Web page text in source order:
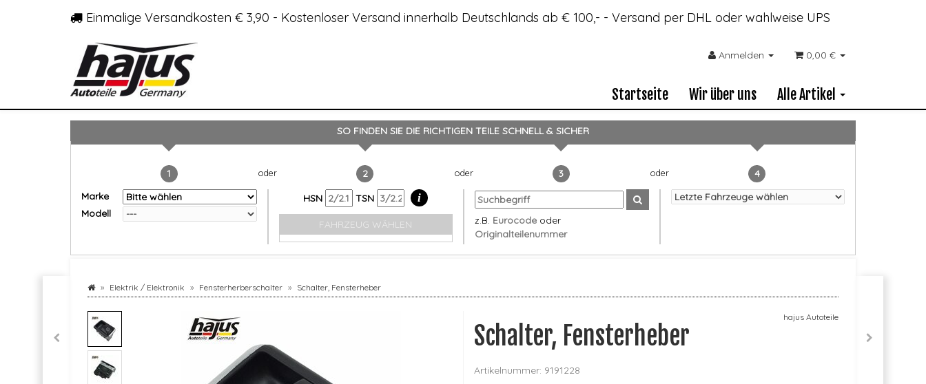
Einmalige Versandkosten € 3,90 - Kostenloser Versand innerhalb Deutschlands ab € 100,- - Versand per DHL oder wahlweise UPS
Anmelden 0,00 €
Startseite Wir über uns Alle Artikel
SO FINDEN SIE DIE RICHTIGEN TEILE SCHNELL & SICHER
1
Marke
Modell
2
HSN
TSN i
FAHRZEUG WÄHLEN
3
z.B. Eurocode oder
Originalteilenummer
4
Elektrik / Elektronik Fensterherberschalter Schalter, Fensterheber
hajus Autoteile
Schalter, Fensterheber
Artikelnummer: 9191228